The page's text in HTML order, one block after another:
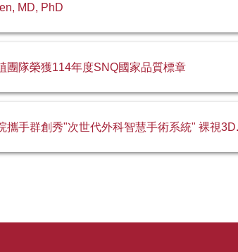
MD, PhD
團隊榮獲114年度SNQ國家品質標章
攜手群創秀"次世代外科智慧手術系統" 裸視